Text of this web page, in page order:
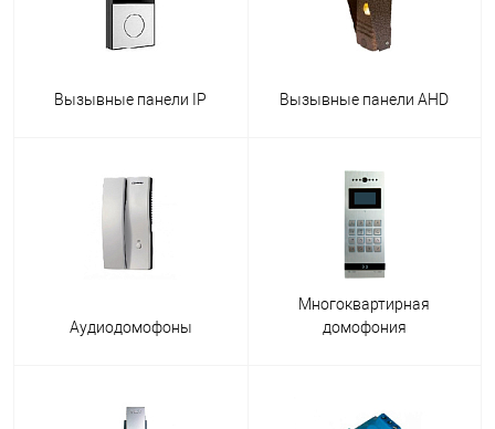
Вызывные панели IP Вызывные панели AHD
Аудиодомофоны
Многоквартирная
домофония